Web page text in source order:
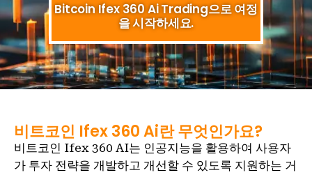
Bitcoin Ifex 360 Ai Trading으로 여정
을 시작하세요.
비트코인 Ifex 360 Ai란 무엇인가요?
비트코인 Ifex 360 AI는 인공지능을 활용하여 사용자
가 투자 전략을 개발하고 개선할 수 있도록 지원하는 거